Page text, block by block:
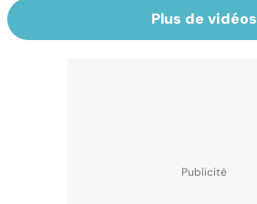
Plus de vidéos